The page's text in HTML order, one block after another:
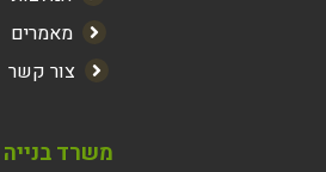
מאמרים
צור קשר
משרד בנייה